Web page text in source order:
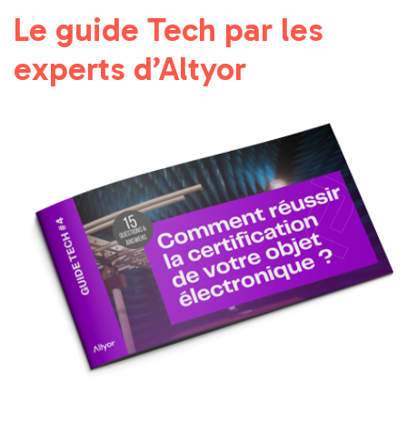
Le guide Tech par les
experts d’Altyor